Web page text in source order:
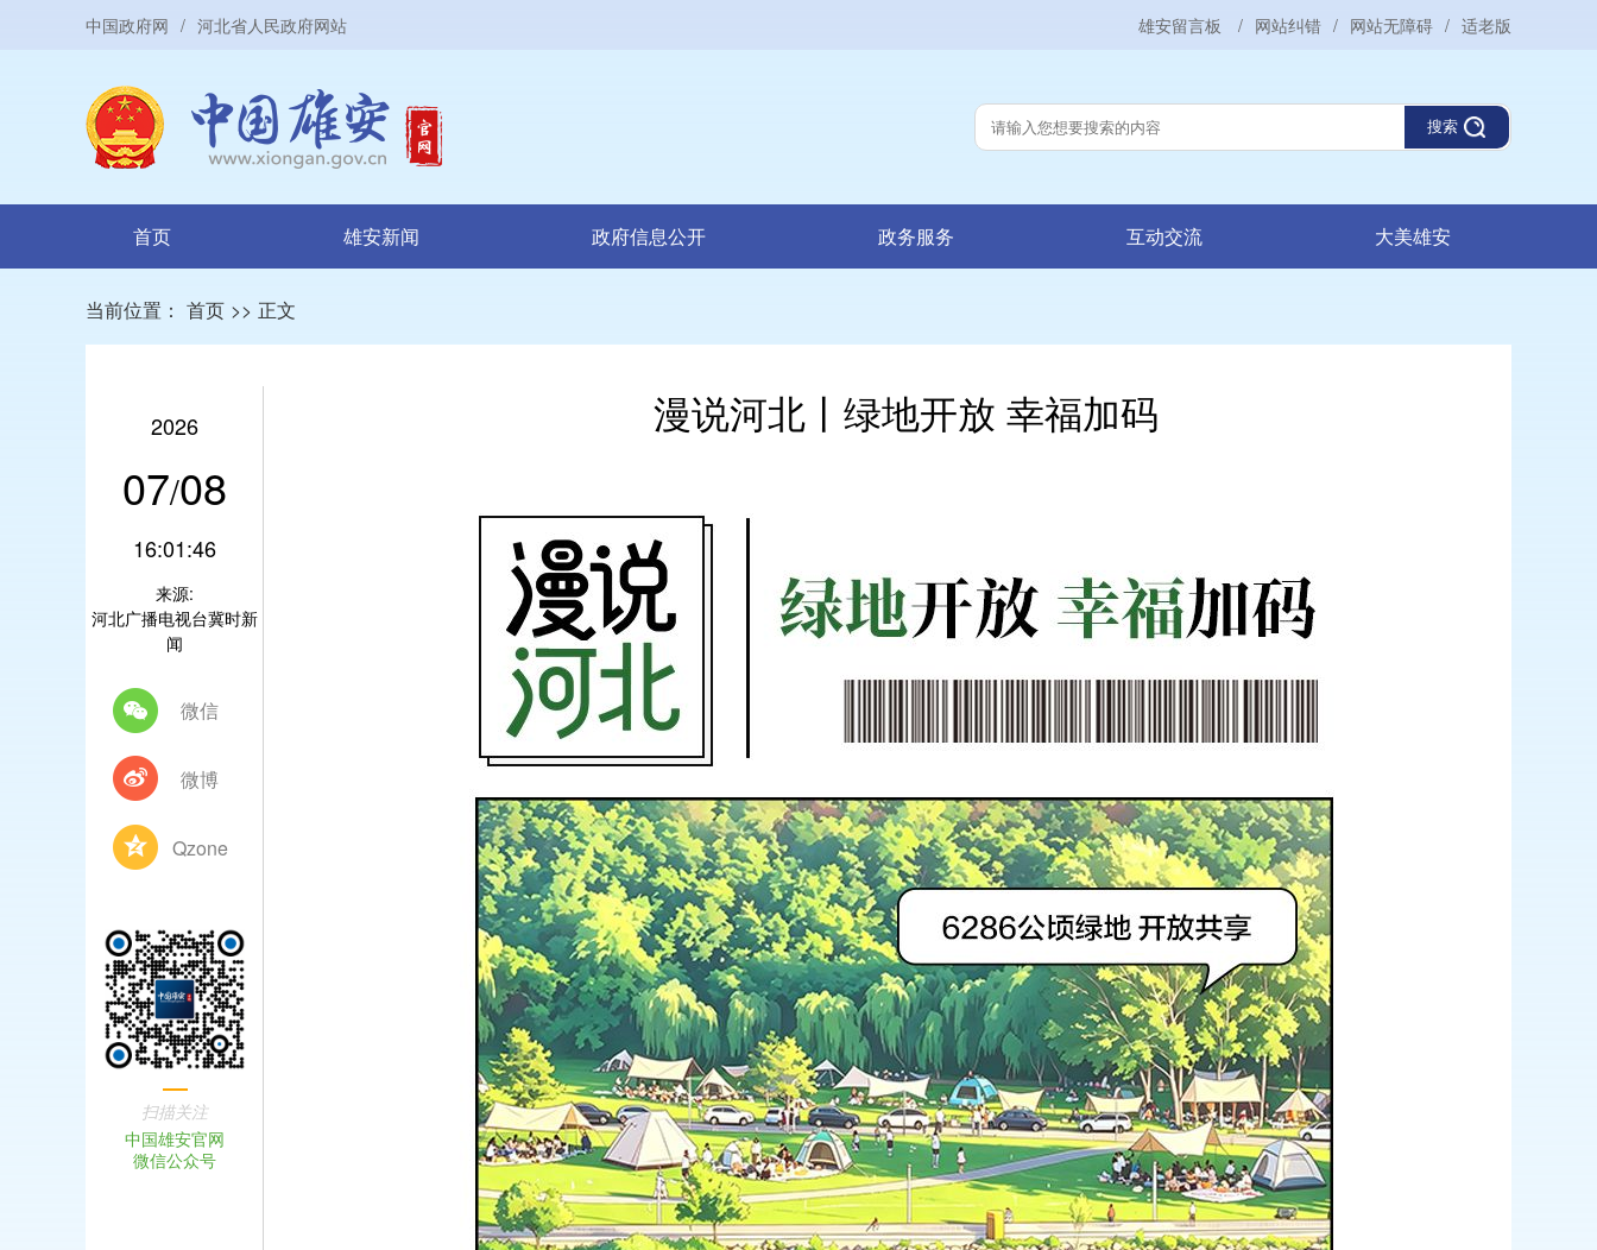
中国政府网 / 河北省人民政府网站 雄安留言板 / 网站纠错 / 网站无障碍 / 适老版
搜索
首页 雄安新闻 政府信息公开 政务服务 互动交流 大美雄安
当前位置： 首页 >> 正文
2026
07/08
16:01:46
来源:
河北广播电视台冀时新
闻
微信
微博
Qzone
扫描关注
中国雄安官网
微信公众号
漫说河北丨绿地开放 幸福加码